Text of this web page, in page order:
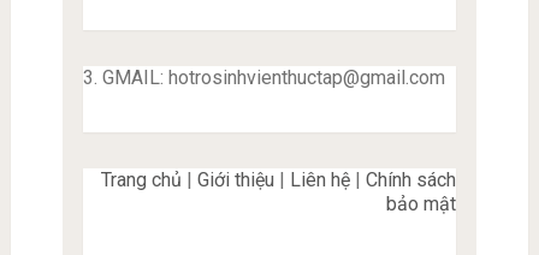
3. GMAIL: hotrosinhvienthuctap@gmail.com
Trang chủ |Giới thiệu Liên hệ |Chính sách
bảo mật